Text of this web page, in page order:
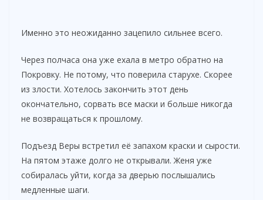
Именно это неожиданно зацепило сильнее всего.
Через полчаса она уже ехала в метро обратно на
Покровку. Не потому, что поверила старухе. Скорее
из злости. Хотелось закончить этот день
окончательно, сорвать все маски и больше никогда
не возвращаться к прошлому.
Подъезд Веры встретил её запахом краски и сырости.
На пятом этаже долго не открывали. Женя уже
собиралась уйти, когда за дверью послышались
медленные шаги.